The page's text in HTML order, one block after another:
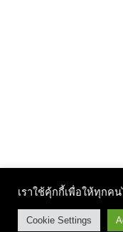
เราใช้คุ้กกี้เพื่อให้ทุกค
Cookie Settings